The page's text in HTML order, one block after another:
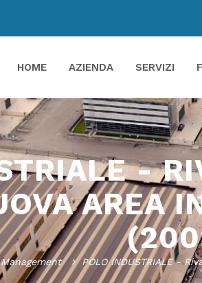
HOME AZIENDA SERVIZI
-
AREA
POLO INDUSTRIALE -